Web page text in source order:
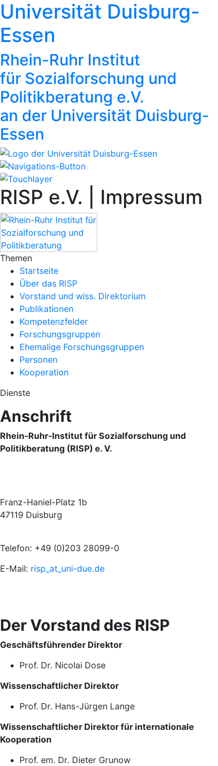
Universität Duisburg-
Essen
Rhein-Ruhr Institut
für Sozialforschung und
Politikberatung e.V.
an der Universität Duisburg-
Essen
RISP e.V. | Impressum
Themen
Startseite
Über das RISP
Vorstand und wiss. Direktorium
Publikationen
Kompetenzfelder
Forschungsgruppen
Ehemalige Forschungsgruppen
Personen
Kooperation
Dienste
Anschrift
Rhein-Ruhr-Institut für Sozialforschung und
Politikberatung (RISP) e. V.
Franz-Haniel-Platz 1b
47119 Duisburg
Telefon: +49 (0)203 28099-0
E-Mail: risp _at_ uni-due.de
Der Vorstand des RISP
Geschäftsführender Direktor
Prof. Dr. Nicolai Dose
Wissenschaftlicher Direktor
Prof. Dr. Hans-Jürgen Lange
Wissenschaftlicher Direktor für internationale
Kooperation
Prof. em. Dr. Dieter Grunow